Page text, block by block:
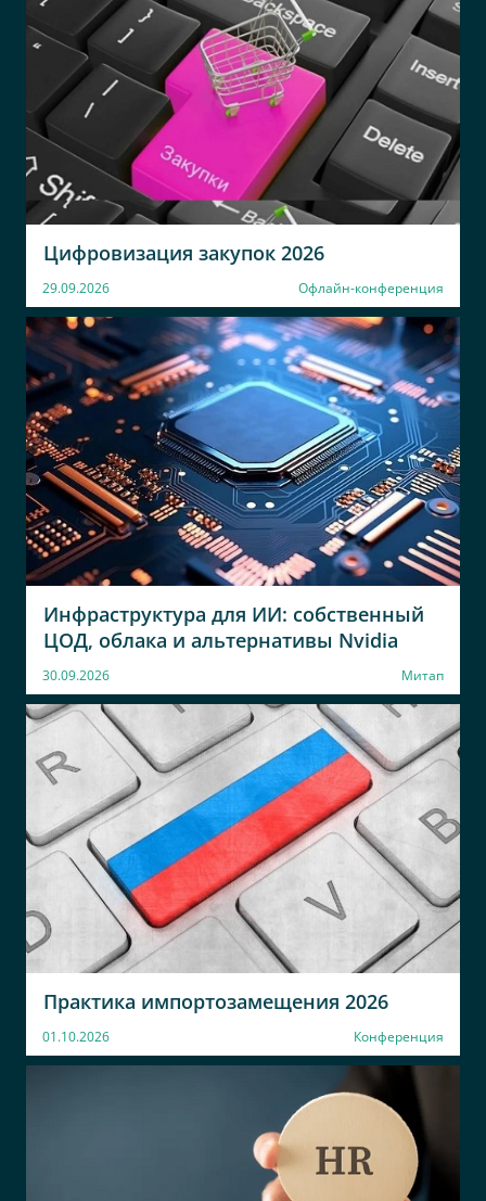
Цифровизация закупок 2026
29.09.2026 Офлайн-конференция
Инфраструктура для ИИ: собственный
ЦОД, облака и альтернативы Nvidia
30.09.2026 Митап
Практика импортозамещения 2026
01.10.2026 Конференция